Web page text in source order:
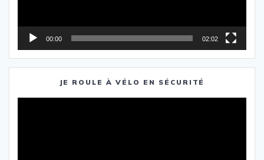
00:00 02:02
JE ROULE À VÉLO EN SÉCURITÉ